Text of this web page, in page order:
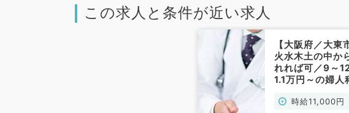
この求人と条件が近い求人
【大阪府／大東
火水木土の中か
れれば可／9～
1.1万円～の婦人
非常勤）
時給11,000円